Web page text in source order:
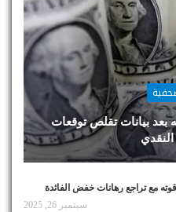
بعد بيانات تقلص توقعات
النقدي
مع تراجع رهانات خفض الفائدة
سبتمبر 26, 2025